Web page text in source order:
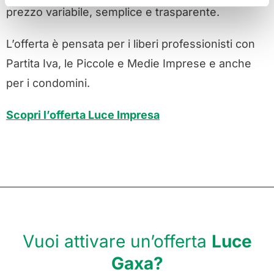
prezzo variabile, semplice e trasparente.
L’offerta è pensata per i liberi professionisti con
Partita Iva, le Piccole e Medie Imprese e anche
per i condomini.
Scopri l’offerta Luce Impresa
Vuoi attivare un’offerta Luce
Gaxa?